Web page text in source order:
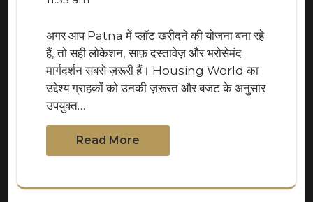
अगर आप Patna में प्लॉट खरीदने की योजना बना रहे
हैं, तो सही लोकेशन, साफ़ दस्तावेज़ और भरोसेमंद
मार्गदर्शन सबसे ज़रूरी हैं। Housing World का
उद्देश्य ग्राहकों को उनकी ज़रूरत और बजट के अनुसार
उपयुक्त…
Read More